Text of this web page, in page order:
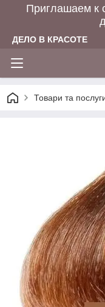
Приглашаем к
ДЕЛО В КРАСОТЕ
Товари та